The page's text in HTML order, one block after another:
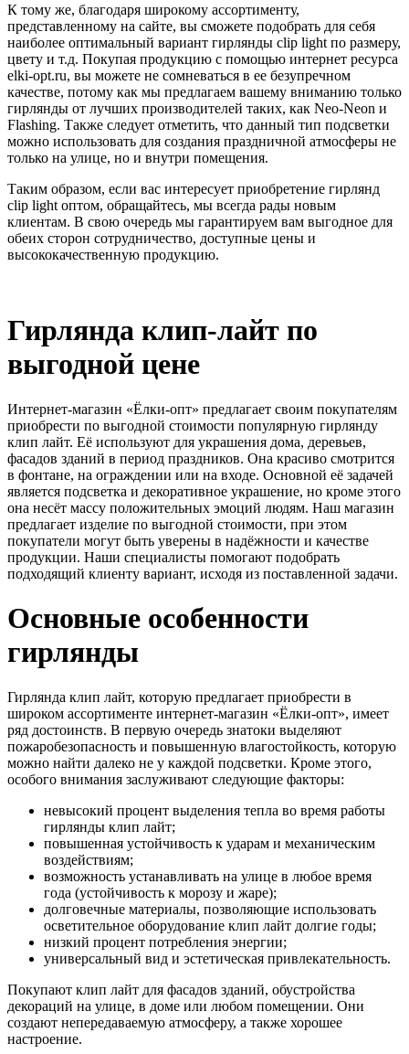
К тому же, благодаря широкому ассортименту,
представленному на сайте, вы сможете подобрать для себя
наиболее оптимальный вариант гирлянды clip light по размеру,
цвету и т.д. Покупая продукцию с помощью интернет ресурса
elki-opt.ru, вы можете не сомневаться в ее безупречном
качестве, потому как мы предлагаем вашему вниманию только
гирлянды от лучших производителей таких, как Neo-Neon и
Flashing. Также следует отметить, что данный тип подсветки
можно использовать для создания праздничной атмосферы не
только на улице, но и внутри помещения.
Таким образом, если вас интересует приобретение гирлянд
clip light оптом, обращайтесь, мы всегда рады новым
клиентам. В свою очередь мы гарантируем вам выгодное для
обеих сторон сотрудничество, доступные цены и
высококачественную продукцию.
Гирлянда клип-лайт по
выгодной цене
Интернет-магазин «Ёлки-опт» предлагает своим покупателям
приобрести по выгодной стоимости популярную гирлянду
клип лайт. Её используют для украшения дома, деревьев,
фасадов зданий в период праздников. Она красиво смотрится
в фонтане, на ограждении или на входе. Основной её задачей
является подсветка и декоративное украшение, но кроме этого
она несёт массу положительных эмоций людям. Наш магазин
предлагает изделие по выгодной стоимости, при этом
покупатели могут быть уверены в надёжности и качестве
продукции. Наши специалисты помогают подобрать
подходящий клиенту вариант, исходя из поставленной задачи.
Основные особенности
гирлянды
Гирлянда клип лайт, которую предлагает приобрести в
широком ассортименте интернет-магазин «Ёлки-опт», имеет
ряд достоинств. В первую очередь знатоки выделяют
пожаробезопасность и повышенную влагостойкость, которую
можно найти далеко не у каждой подсветки. Кроме этого,
особого внимания заслуживают следующие факторы:
невысокий процент выделения тепла во время работы
гирлянды клип лайт;
повышенная устойчивость к ударам и механическим
воздействиям;
возможность устанавливать на улице в любое время
года (устойчивость к морозу и жаре);
долговечные материалы, позволяющие использовать
осветительное оборудование клип лайт долгие годы;
низкий процент потребления энергии;
универсальный вид и эстетическая привлекательность.
Покупают клип лайт для фасадов зданий, обустройства
декораций на улице, в доме или любом помещении. Они
создают непередаваемую атмосферу, а также хорошее
настроение.